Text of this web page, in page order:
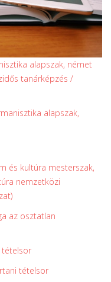
alapszak, német
tanárképzés /
alapszak,
és kultúra mesterszak,
nemzetközi
az osztatlan
tételsor
tételsor